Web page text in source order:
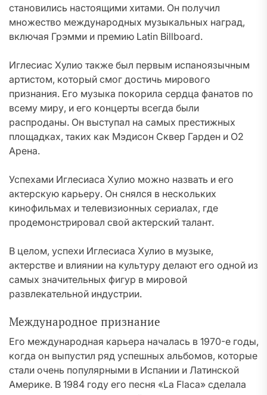
становились настоящими хитами. Он получил
множество международных музыкальных наград,
включая Грэмми и премию Latin Billboard.
Иглесиас Хулио также был первым испаноязычным
артистом, который смог достичь мирового
признания. Его музыка покорила сердца фанатов по
всему миру, и его концерты всегда были
распроданы. Он выступал на самых престижных
площадках, таких как Мэдисон Сквер Гарден и О2
Арена.
Успехами Иглесиаса Хулио можно назвать и его
актерскую карьеру. Он снялся в нескольких
кинофильмах и телевизионных сериалах, где
продемонстрировал свой актерский талант.
В целом, успехи Иглесиаса Хулио в музыке,
актерстве и влиянии на культуру делают его одной из
самых значительных фигур в мировой
развлекательной индустрии.
Международное признание
Его международная карьера началась в 1970-е годы,
когда он выпустил ряд успешных альбомов, которые
стали очень популярными в Испании и Латинской
Америке. В 1984 году его песня «La Flaca» сделала